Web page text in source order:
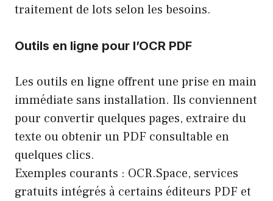
traitement de lots selon les besoins.
Outils en ligne pour l’OCR PDF
Les outils en ligne offrent une prise en main
immédiate sans installation. Ils conviennent
pour convertir quelques pages, extraire du
texte ou obtenir un PDF consultable en
quelques clics.
Exemples courants : OCR.Space, services
gratuits intégrés à certains éditeurs PDF et